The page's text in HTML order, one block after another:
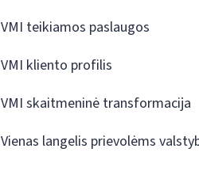
VMI teikiamos paslaugos
VMI kliento profilis
VMI skaitmeninė transformacija
Vienas langelis prievolėms